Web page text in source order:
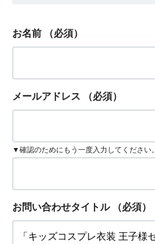
お名前 （必須）
メールアドレス （必須）
▼確認のためにもう一度入力してください。
お問い合わせタイトル （必須）